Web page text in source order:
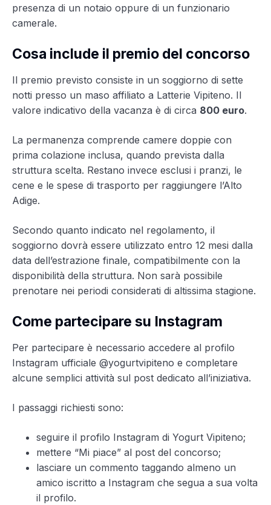
presenza di un notaio oppure di un funzionario
camerale.
Cosa include il premio del concorso
Il premio previsto consiste in un soggiorno di sette
notti presso un maso affiliato a Latterie Vipiteno. Il
valore indicativo della vacanza è di circa 800 euro.
La permanenza comprende camere doppie con
prima colazione inclusa, quando prevista dalla
struttura scelta. Restano invece esclusi i pranzi, le
cene e le spese di trasporto per raggiungere l’Alto
Adige.
Secondo quanto indicato nel regolamento, il
soggiorno dovrà essere utilizzato entro 12 mesi dalla
data dell’estrazione finale, compatibilmente con la
disponibilità della struttura. Non sarà possibile
prenotare nei periodi considerati di altissima stagione.
Come partecipare su Instagram
Per partecipare è necessario accedere al profilo
Instagram ufficiale @yogurtvipiteno e completare
alcune semplici attività sul post dedicato all’iniziativa.
I passaggi richiesti sono:
seguire il profilo Instagram di Yogurt Vipiteno;
mettere “Mi piace” al post del concorso;
lasciare un commento taggando almeno un
amico iscritto a Instagram che segua a sua volta
il profilo.